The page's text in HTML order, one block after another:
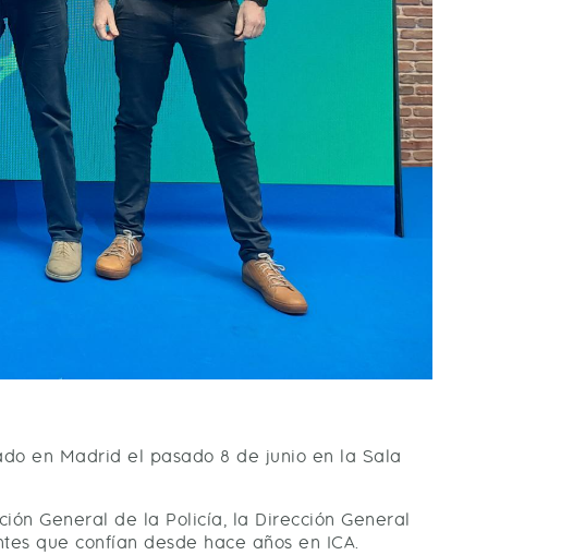
en Madrid el pasado 8 de junio en la Sala
General de la Policía, la Dirección General
que confían desde hace años en ICA.